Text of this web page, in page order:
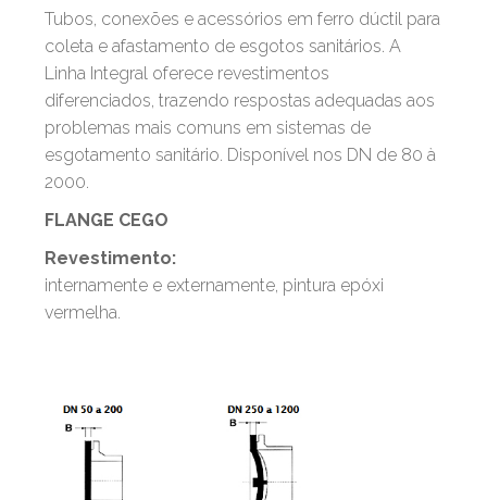
Tubos, conexões e acessórios em ferro dúctil para
coleta e afastamento de esgotos sanitários. A
Linha Integral oferece revestimentos
diferenciados, trazendo respostas adequadas aos
problemas mais comuns em sistemas de
esgotamento sanitário. Disponível nos DN de 80 à
2000.
FLANGE CEGO
Revestimento:
internamente e externamente, pintura epóxi
vermelha.